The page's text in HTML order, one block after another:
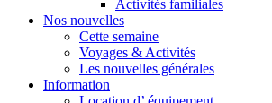
Activités familiales
Nos nouvelles
Cette semaine
Voyages & Activités
Les nouvelles générales
Information